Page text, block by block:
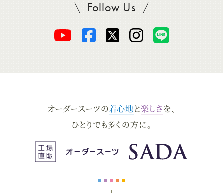
Follow UsSADAをフォロー
オ
ー
ス
オ
ー
ス
ー
オ
ー
ス
ー
オ
ー
ス
ス
オーダースーツの着心地と楽しさ を、
ひとりでも多くの方に。